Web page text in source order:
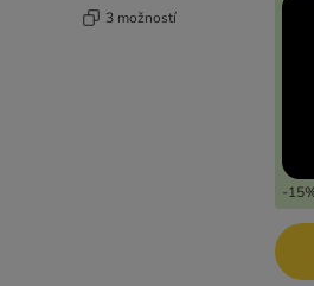
3 možností
-